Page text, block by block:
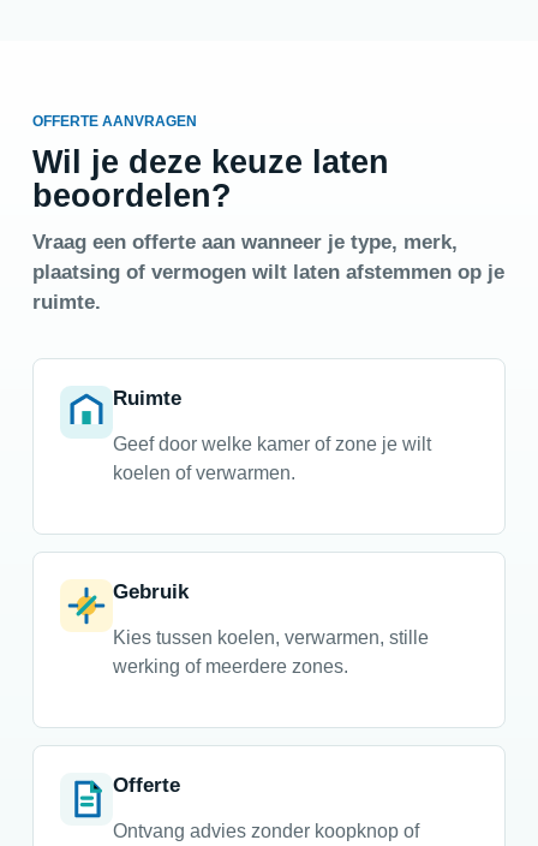
OFFERTE AANVRAGEN
Wil je deze keuze laten
beoordelen?
Vraag een offerte aan wanneer je type, merk,
plaatsing of vermogen wilt laten afstemmen op je
ruimte.
Ruimte
Geef door welke kamer of zone je wilt
koelen of verwarmen.
Gebruik
Kies tussen koelen, verwarmen, stille
werking of meerdere zones.
Offerte
Ontvang advies zonder koopknop of